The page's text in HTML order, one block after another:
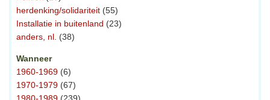
herdenking/solidariteit (55)
Installatie in buitenland (23)
anders, nl. (38)
Wanneer
1960-1969 (6)
1970-1979 (67)